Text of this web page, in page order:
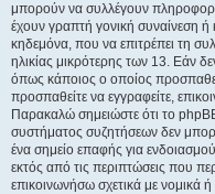
μπορούν να συλλέγουν
έχουν γραπτή γονική συναίνεση
κηδεμόνα, που να επιτρέπει τη
ηλικίας μικρότερης των 13. Εάν
όπως κάποιος ο οποίος
προσπαθείτε να εγγραφείτε,
Παρακαλώ σημειώστε ότι το
συστήματος συζητήσεων δεν
ένα σημείο επαφής για
εκτός από τις περιπτώσεις που
επικοινωνήσω σχετικά με